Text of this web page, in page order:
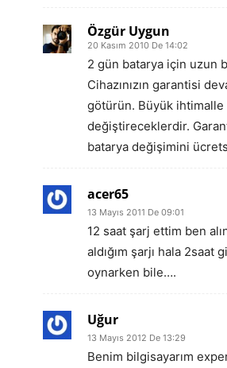
Özgür Uygun
20 Kasım 2010 De 14:02
2 gün batarya için uzun
Cihazınızın garantisi
götürün. Büyük ihtimalle
değiştireceklerdir.
batarya değişimini
acer65
13 Mayıs 2011 De 09:01
12 saat şarj ettim ben
aldığım şarjı hala 2saat
oynarken bile….
Uğur
13 Mayıs 2012 De 13:29
Benim bilgisayarım